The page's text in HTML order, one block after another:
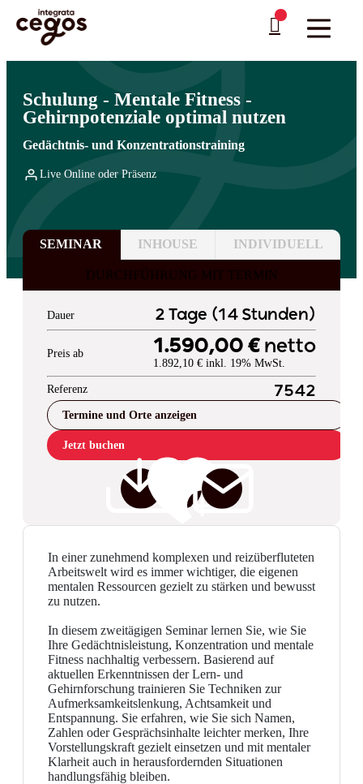
Skip to main content
Sie sind hier:Startseite
Professionelle Weiterbildung & Schulungen in Deutschland
>Persönliche Entwicklung Resilienz, Achtsamkeit und Stressbewältigung
Schulung - Mentale Fitness -
Gehirnpotenziale optimal nutzen
Gedächtnis- und Konzentrationstraining
Live Online oder Präsenz
SEMINAR INHOUSE INDIVIDUELL
DURCHFÜHRUNG MIT TERMIN
Dauer 2 Tage (14 Stunden)
Preis ab 1.590,00 € netto
1.892,10 € inkl. 19% MwSt.
Referenz 7542
Termine und Orte anzeigen
Jetzt buchen
In einer zunehmend komplexen und reizüberfluteten
Arbeitswelt wird es immer wichtiger, die eigenen
mentalen Ressourcen gezielt zu stärken und bewusst
zu nutzen.
In diesem zweitägigen Seminar lernen Sie, wie Sie
Ihre Gedächtnisleistung, Konzentration und mentale
Fitness nachhaltig verbessern. Basierend auf
aktuellen Erkenntnissen der Lern- und
Gehirnforschung trainieren Sie Techniken zur
Aufmerksamkeitslenkung, Achtsamkeit und
Entspannung. Sie erfahren, wie Sie sich Namen,
Zahlen oder Gesprächsinhalte leichter merken, Ihre
Vorstellungskraft gezielt einsetzen und mit mentaler
Klarheit auch in herausfordernden Situationen
handlungsfähig bleiben.